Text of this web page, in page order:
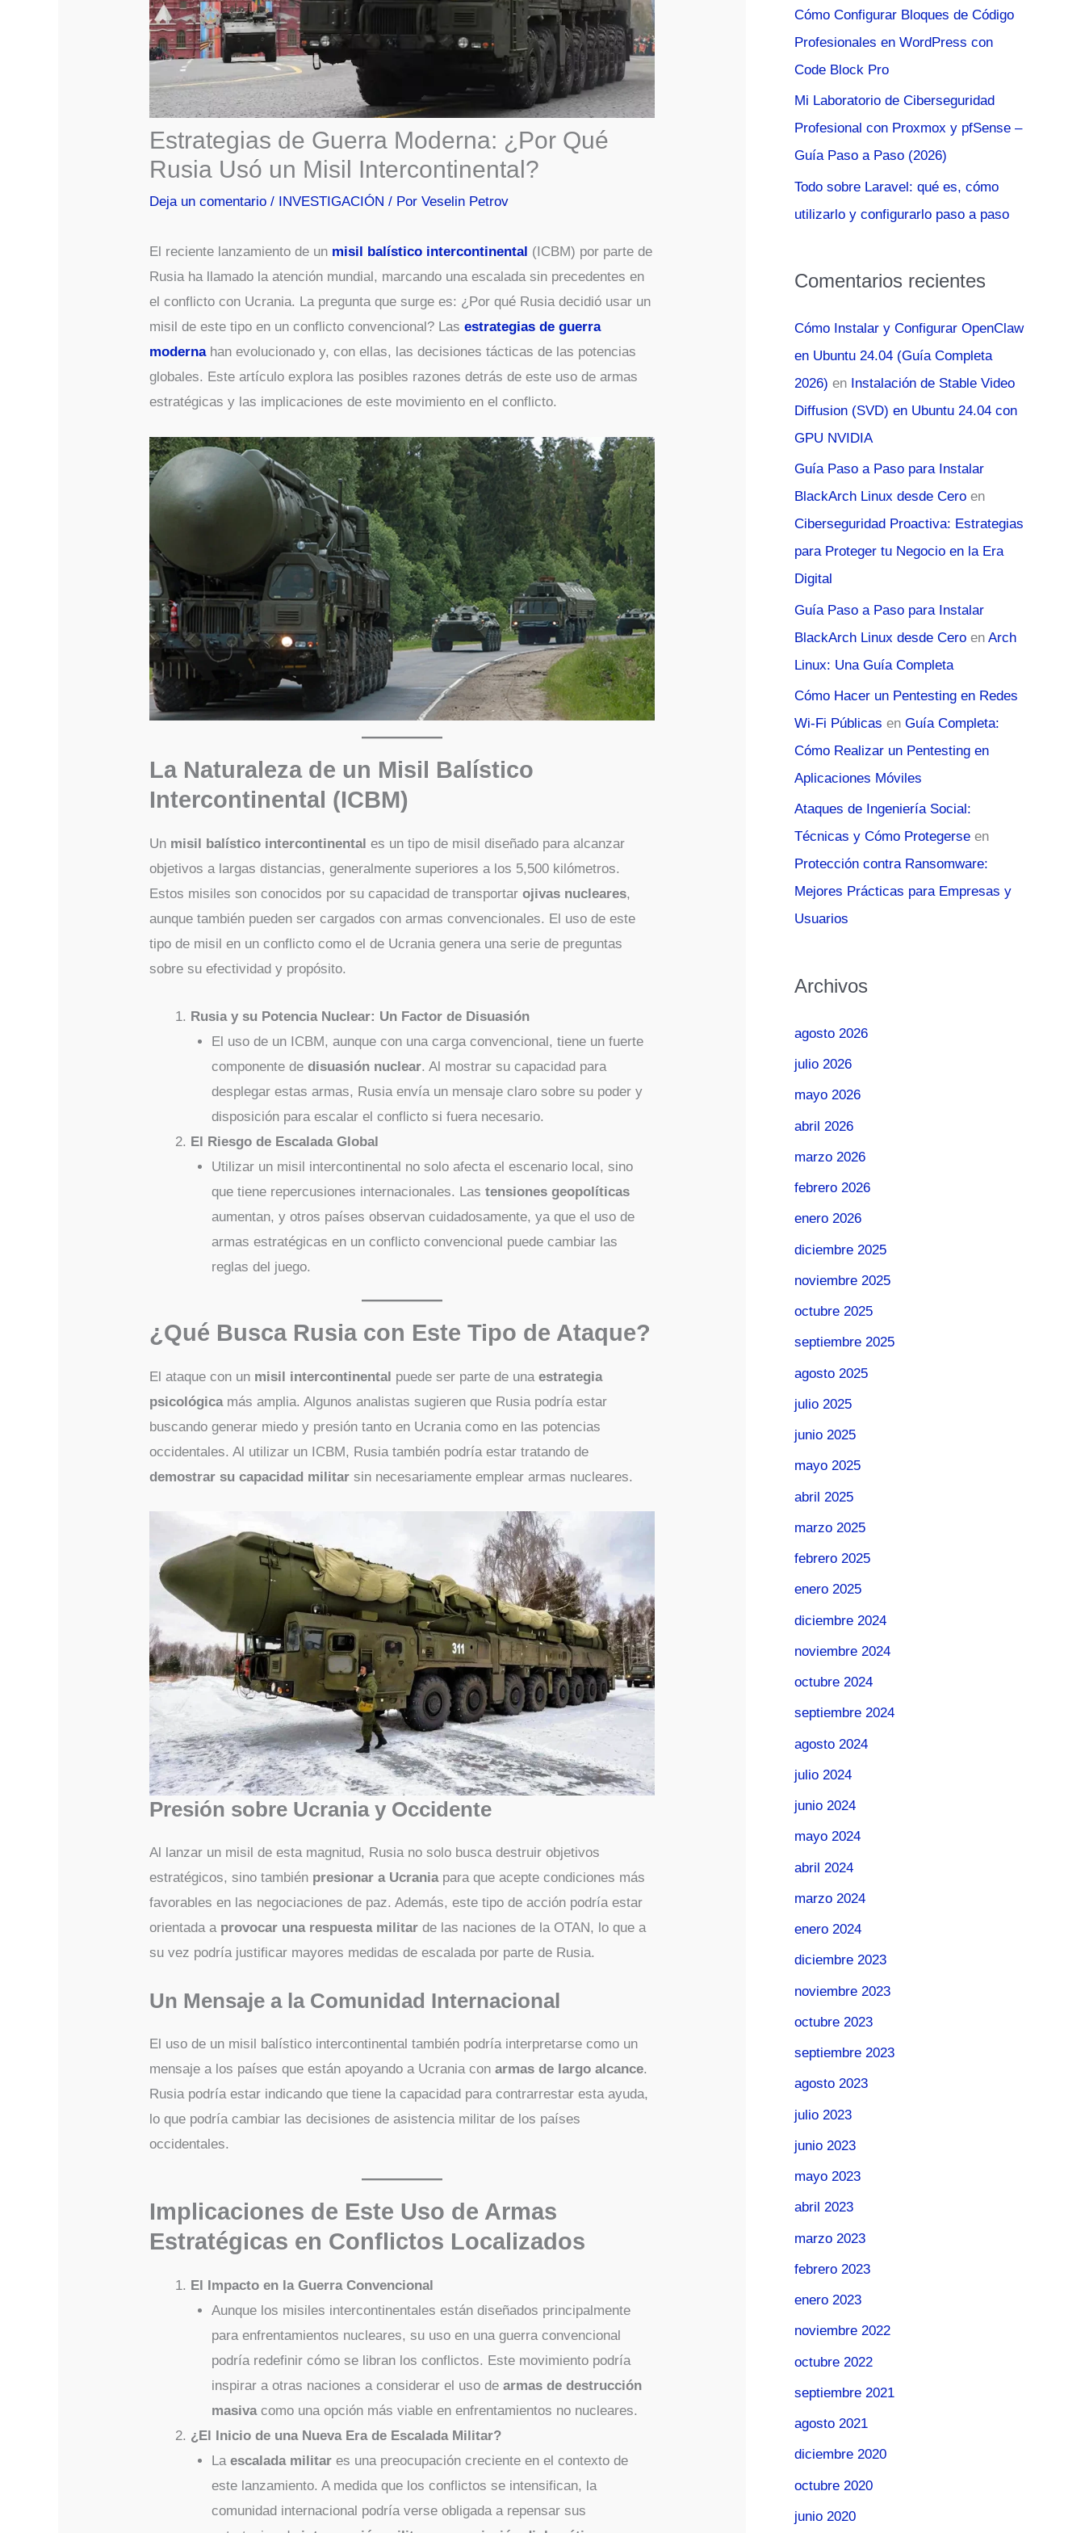
Estrategias de Guerra Moderna: ¿Por Qué
Rusia Usó un Misil Intercontinental?
Deja un comentario / INVESTIGACIÓN / PorVeselin Petrov
El reciente lanzamiento de un misil balístico intercontinental (ICBM) por parte de
Rusia ha llamado la atención mundial, marcando una escalada sin precedentes en
el conflicto con Ucrania. La pregunta que surge es: ¿Por qué Rusia decidió usar un
misil de este tipo en un conflicto convencional? Lasestrategias de guerra
modernahan evolucionado y, con ellas, las decisiones tácticas de las potencias
globales. Este artículo explora las posibles razones detrás de este uso de armas
estratégicas y las implicaciones de este movimiento en el conflicto.
La Naturaleza de un Misil Balístico
Intercontinental (ICBM)
Un misil balístico intercontinental es un tipo de misil diseñado para alcanzar
objetivos a largas distancias, generalmente superiores a los 5,500 kilómetros.
Estos misiles son conocidos por su capacidad de transportarojivas nucleares,
aunque también pueden ser cargados con armas convencionales. El uso de este
tipo de misil en un conflicto como el de Ucrania genera una serie de preguntas
sobre su efectividad y propósito.
Rusia y su Potencia Nuclear: Un Factor de Disuasión
El uso de un ICBM, aunque con una carga convencional, tiene un fuerte
componente de disuasión nuclear. Al mostrar su capacidad para
desplegar estas armas, Rusia envía un mensaje claro sobre su poder y
disposición para escalar el conflicto si fuera necesario.
El Riesgo de Escalada Global
Utilizar un misil intercontinental no solo afecta el escenario local, sino
que tiene repercusiones internacionales. Las tensiones geopolíticas
aumentan, y otros países observan cuidadosamente, ya que el uso de
armas estratégicas en un conflicto convencional puede cambiar las
reglas del juego.
¿Qué Busca Rusia con Este Tipo de Ataque?
El ataque con un misil intercontinental puede ser parte de unaestrategia
psicológicamás amplia. Algunos analistas sugieren que Rusia podría estar
buscando generar miedo y presión tanto en Ucrania como en las potencias
occidentales. Al utilizar un ICBM, Rusia también podría estar tratando de
demostrar su capacidad militar sin necesariamente emplear armas nucleares.
Presión sobre Ucrania y Occidente
Al lanzar un misil de esta magnitud, Rusia no solo busca destruir objetivos
estratégicos, sino también presionar a Ucraniapara que acepte condiciones más
favorables en las negociaciones de paz. Además, este tipo de acción podría estar
orientada a provocar una respuesta militar de las naciones de la OTAN, lo que a
su vez podría justificar mayores medidas de escalada por parte de Rusia.
Un Mensaje a la Comunidad Internacional
El uso de un misil balístico intercontinental también podría interpretarse como un
mensaje a los países que están apoyando a Ucrania conarmas de largo alcance.
Rusia podría estar indicando que tiene la capacidad para contrarrestar esta ayuda,
lo que podría cambiar las decisiones de asistencia militar de los países
occidentales.
Implicaciones de Este Uso de Armas
Estratégicas en Conflictos Localizados
El Impacto en la Guerra Convencional
Aunque los misiles intercontinentales están diseñados principalmente
para enfrentamientos nucleares, su uso en una guerra convencional
podría redefinir cómo se libran los conflictos. Este movimiento podría
inspirar a otras naciones a considerar el uso de armas de destrucción
masivacomo una opción más viable en enfrentamientos no nucleares.
¿El Inicio de una Nueva Era de Escalada Militar?
La escalada militares una preocupación creciente en el contexto de
este lanzamiento. A medida que los conflictos se intensifican, la
comunidad internacional podría verse obligada a repensar sus
:
Cómo Configurar Bloques de Código
Profesionales en WordPress con
Code Block Pro
Mi Laboratorio de Ciberseguridad
Profesional con Proxmox y pfSense –
Guía Paso a Paso (2026)
Todo sobre Laravel: qué es, cómo
utilizarlo y configurarlo paso a paso
Comentarios recientes
Cómo Instalar y Configurar OpenClaw
en Ubuntu 24.04 (Guía Completa
2026) en Instalación de Stable Video
Diffusion (SVD) en Ubuntu 24.04 con
GPU NVIDIA
Guía Paso a Paso para Instalar
BlackArch Linux desde Cero en
Ciberseguridad Proactiva: Estrategias
para Proteger tu Negocio en la Era
Digital
Guía Paso a Paso para Instalar
BlackArch Linux desde Cero en Arch
Linux: Una Guía Completa
Cómo Hacer un Pentesting en Redes
Wi-Fi Públicas en Guía Completa:
Cómo Realizar un Pentesting en
Aplicaciones Móviles
Ataques de Ingeniería Social:
Técnicas y Cómo Protegerse en
Protección contra Ransomware:
Mejores Prácticas para Empresas y
Usuarios
Archivos
agosto 2026
julio 2026
mayo 2026
abril 2026
marzo 2026
febrero 2026
enero 2026
diciembre 2025
noviembre 2025
octubre 2025
septiembre 2025
agosto 2025
julio 2025
junio 2025
mayo 2025
abril 2025
marzo 2025
febrero 2025
enero 2025
diciembre 2024
noviembre 2024
octubre 2024
septiembre 2024
agosto 2024
julio 2024
junio 2024
mayo 2024
abril 2024
marzo 2024
enero 2024
diciembre 2023
noviembre 2023
octubre 2023
septiembre 2023
agosto 2023
julio 2023
junio 2023
mayo 2023
abril 2023
marzo 2023
febrero 2023
enero 2023
noviembre 2022
octubre 2022
septiembre 2021
agosto 2021
diciembre 2020
octubre 2020
junio 2020